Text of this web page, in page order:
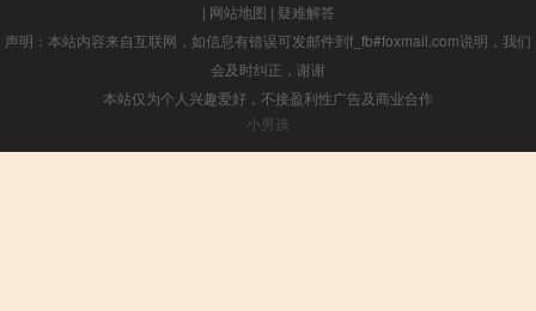
| 网站地图 | 疑难解答
声明：本站内容来自互联网，如信息有错误可发邮件到f_fb#foxmail.com说明，我们
会及时纠正，谢谢
本站仅为个人兴趣爱好，不接盈利性广告及商业合作
小男孩